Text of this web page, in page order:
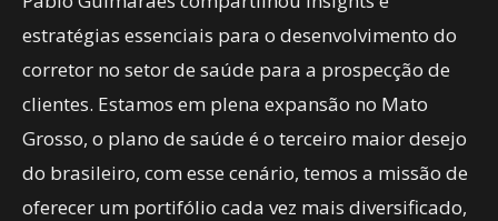
estratégias essenciais para o desenvolvimento do
corretor no setor de saúde para a prospecção de
clientes. Estamos em plena expansão no Mato
Grosso, o plano de saúde é o terceiro maior desejo
do brasileiro, com esse cenário, temos a missão de
oferecer um portifólio cada vez mais diversificado,